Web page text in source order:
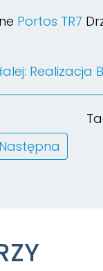
Portos TR7
Realizacja
Następna